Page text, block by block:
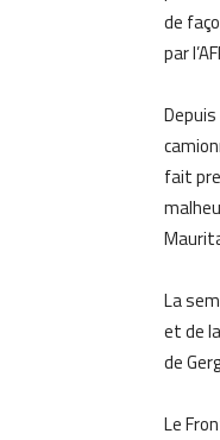
de
par
fait
La
et de
de
Le